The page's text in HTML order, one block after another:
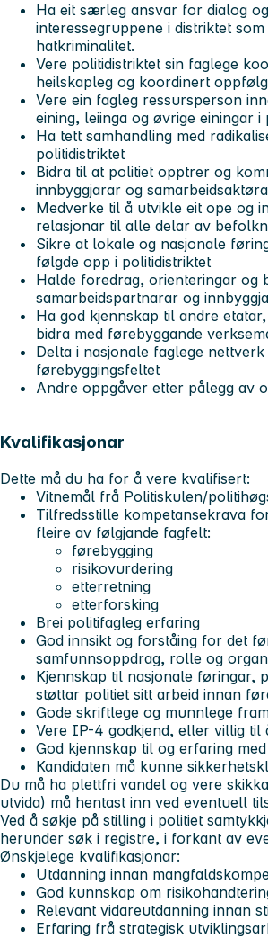
Ha eit særleg ansvar for dialog
interessegruppene i distriktet
hatkriminalitet.
Vere politidistriktet sin faglege
heilskapleg og koordinert
Vere ein fagleg ressursperson
eining, leiinga og øvrige einingar i
Ha tett samhandling med
politidistriktet
Bidra til at politiet opptrer og
innbyggjarar og
Medverke til å utvikle eit ope og
relasjonar til alle delar av
Sikre at lokale og nasjonale
følgde opp i politidistriktet
Halde foredrag, orienteringar og
samarbeidspartnarar og
Ha god kjennskap til andre
bidra med førebyggande
Delta i nasjonale faglege
førebyggingsfeltet
Andre oppgåver etter pålegg av
Kvalifikasjonar
Dette må du ha for å vere kvalifisert:
Vitnemål frå Politiskulen/
Tilfredsstille kompetansekrava
fleire av følgjande fagfelt:
førebygging
risikovurdering
etterretning
etterforsking
Brei politifagleg erfaring
God innsikt og forståing for det
samfunnsoppdrag, rolle og
Kjennskap til nasjonale føringar,
støttar politiet sitt arbeid innan
Gode skriftlege og munnlege
Vere IP-4 godkjend, eller villig til
God kjennskap til og erfaring
Kandidaten må kunne
Du må ha plettfri vandel og vere
utvida) må hentast inn ved eventuell
Ved å søkje på stilling i politiet
herunder søk i registre, i forkant av
Ønskjelege kvalifikasjonar:
Utdanning innan
God kunnskap om
Relevant vidareutdanning innan
Erfaring frå strategisk